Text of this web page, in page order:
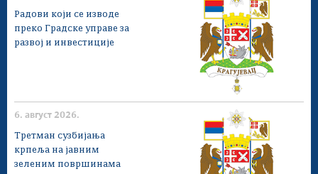
Радови који се изводе
преко Градске управе за
развој и инвестиције
6. август 2026.
Третман сузбијања
крпеља на јавним
зеленим површинама